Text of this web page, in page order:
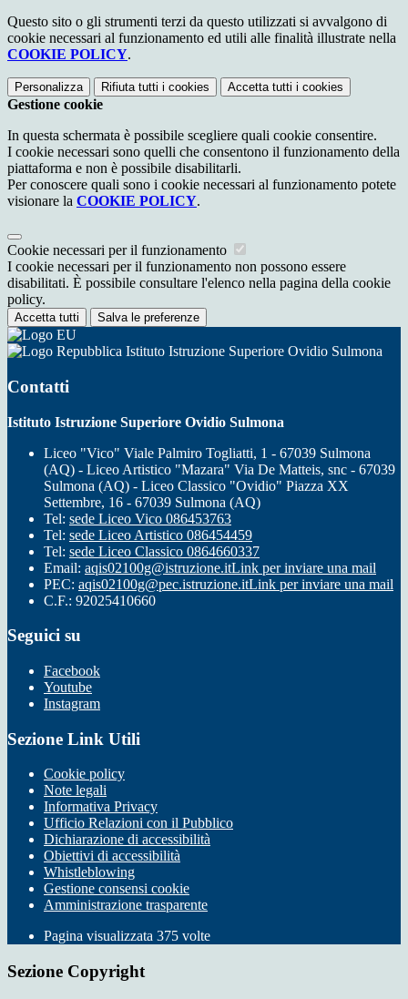
Questo sito o gli strumenti terzi da questo utilizzati si avvalgono di
cookie necessari al funzionamento ed utili alle finalità illustrate nella
COOKIE POLICY.
Personalizza Rifiuta tutti i cookies Accetta tutti i cookies
Gestione cookie
In questa schermata è possibile scegliere quali cookie consentire.
I cookie necessari sono quelli che consentono il funzionamento della
piattaforma e non è possibile disabilitarli.
Per conoscere quali sono i cookie necessari al funzionamento potete
visionare la COOKIE POLICY.
Cookie necessari per il funzionamento
I cookie necessari per il funzionamento non possono essere
disabilitati. È possibile consultare l'elenco nella pagina della cookie
policy.
Accetta tutti Salva le preferenze
Istituto Istruzione Superiore Ovidio Sulmona
Contatti
Istituto Istruzione Superiore Ovidio Sulmona
Liceo "Vico" Viale Palmiro Togliatti, 1 - 67039 Sulmona
(AQ) - Liceo Artistico "Mazara" Via De Matteis, snc - 67039
Sulmona (AQ) - Liceo Classico "Ovidio" Piazza XX
Settembre, 16 - 67039 Sulmona (AQ)
Tel: sede Liceo Vico 086453763
Tel: sede Liceo Artistico 086454459
Tel: sede Liceo Classico 0864660337
Email: aqis02100g@istruzione.itLink per inviare una mail
PEC: aqis02100g@pec.istruzione.itLink per inviare una mail
C.F.: 92025410660
Seguici su
Facebook
Youtube
Instagram
Sezione Link Utili
Cookie policy
Note legali
Informativa Privacy
Ufficio Relazioni con il Pubblico
Dichiarazione di accessibilità
Obiettivi di accessibilità
Whistleblowing
Gestione consensi cookie
Amministrazione trasparente
Pagina visualizzata 375 volte
Sezione Copyright